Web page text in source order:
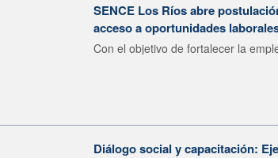
SENCE Los Ríos abre
acceso a oportunidades
Con el objetivo de fortalecer la
Diálogo social y capacitación: